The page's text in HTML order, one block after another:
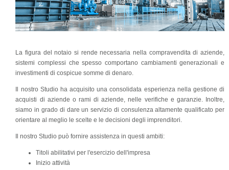
La figura del notaio si rende necessaria nella compravendita di aziende,
sistemi complessi che spesso comportano cambiamenti generazionali e
investimenti di cospicue somme di denaro.
Il nostro Studio ha acquisito una consolidata esperienza nella gestione di
acquisti di aziende o rami di aziende, nelle verifiche e garanzie. Inoltre,
siamo in grado di dare un servizio di consulenza altamente qualificato per
orientare al meglio le scelte e le decisioni degli imprenditori.
Il nostro Studio può fornire assistenza in questi ambiti:
Titoli abilitativi per l'esercizio dell'impresa
Inizio attività